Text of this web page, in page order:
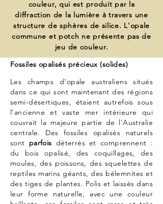
Fossiles opalisés précieux (solides)
Les champs d'opale australiens situés
dans ce qui sont maintenant des régions
semi-désertiques, étaient autrefois sous
l'ancienne et vaste mer intérieure qui
couvrait la majeure partie de l'Australie
centrale. Des fossiles opalisés naturels
sont parfois déterrés et comprennent :
du bois opalisé, des coquillages, des
moules, des poissons, des squelettes de
reptiles marins géants, des bélemnites et
des tiges de plantes. Polis et laissés dans
leur forme naturelle, avec une couleur
couleur, qui est produit par la
diffraction de la lumière à travers une
structure de sphères de silice. L'opale
commune et potch ne présente pas de
jeu de couleur.